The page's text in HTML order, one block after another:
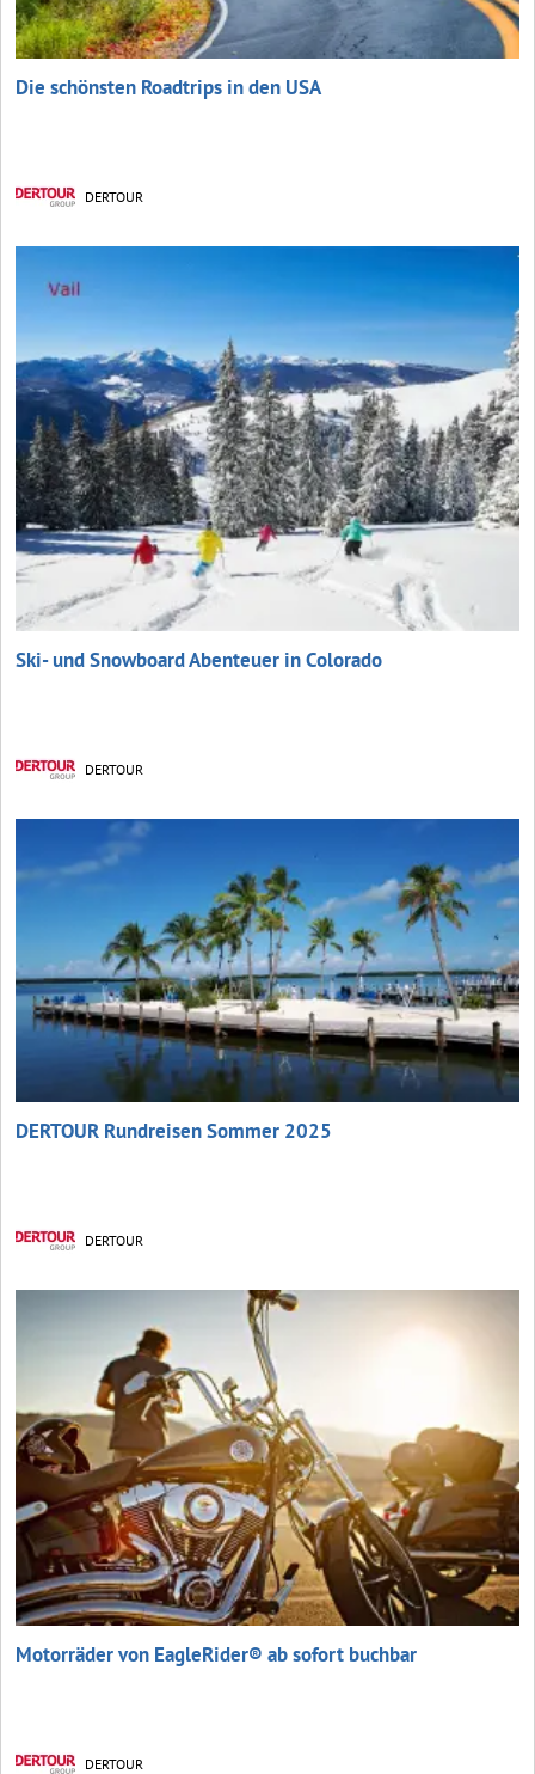
Die schönsten Roadtrips in den USA
DERTOUR
Ski- und Snowboard Abenteuer in Colorado
DERTOUR
DERTOUR Rundreisen Sommer 2025
DERTOUR
Motorräder von EagleRider® ab sofort buchbar
DERTOUR